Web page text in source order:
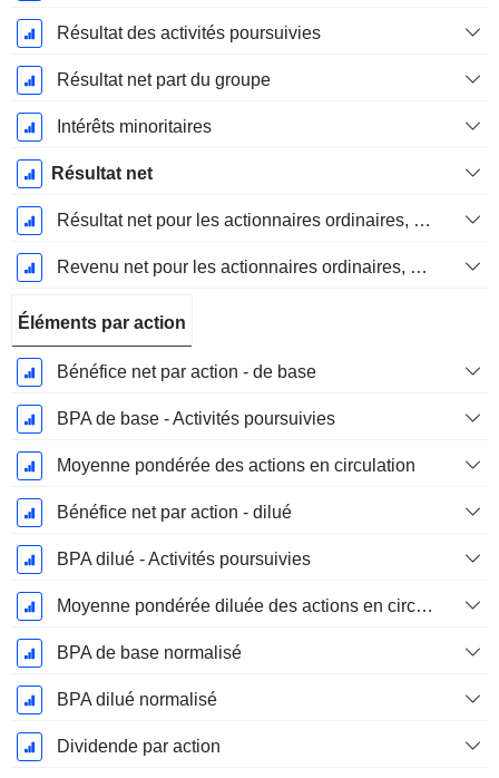
Résultat des activités poursuivies
Résultat net part du groupe
Intérêts minoritaires
Résultat net
Résultat net pour les actionnaires ordinaires, éléments exceptionnels inclus.
Revenu net pour les actionnaires ordinaires, hors éléments exceptionnelsRésultat net pour les actionnaires ordinaires, éléments exceptionnels exclus.
Éléments par action
Bénéfice net par action - de base
BPA de base - Activités poursuivies
Moyenne pondérée des actions en circulation
Bénéfice net par action - dilué
BPA dilué - Activités poursuivies
Moyenne pondérée diluée des actions en circulation
BPA de base normalisé
BPA dilué normalisé
Dividende par action